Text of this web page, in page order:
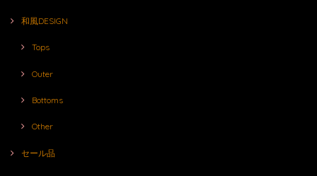
和風DESIGN
Tops
Outer
Bottoms
Other
セール品